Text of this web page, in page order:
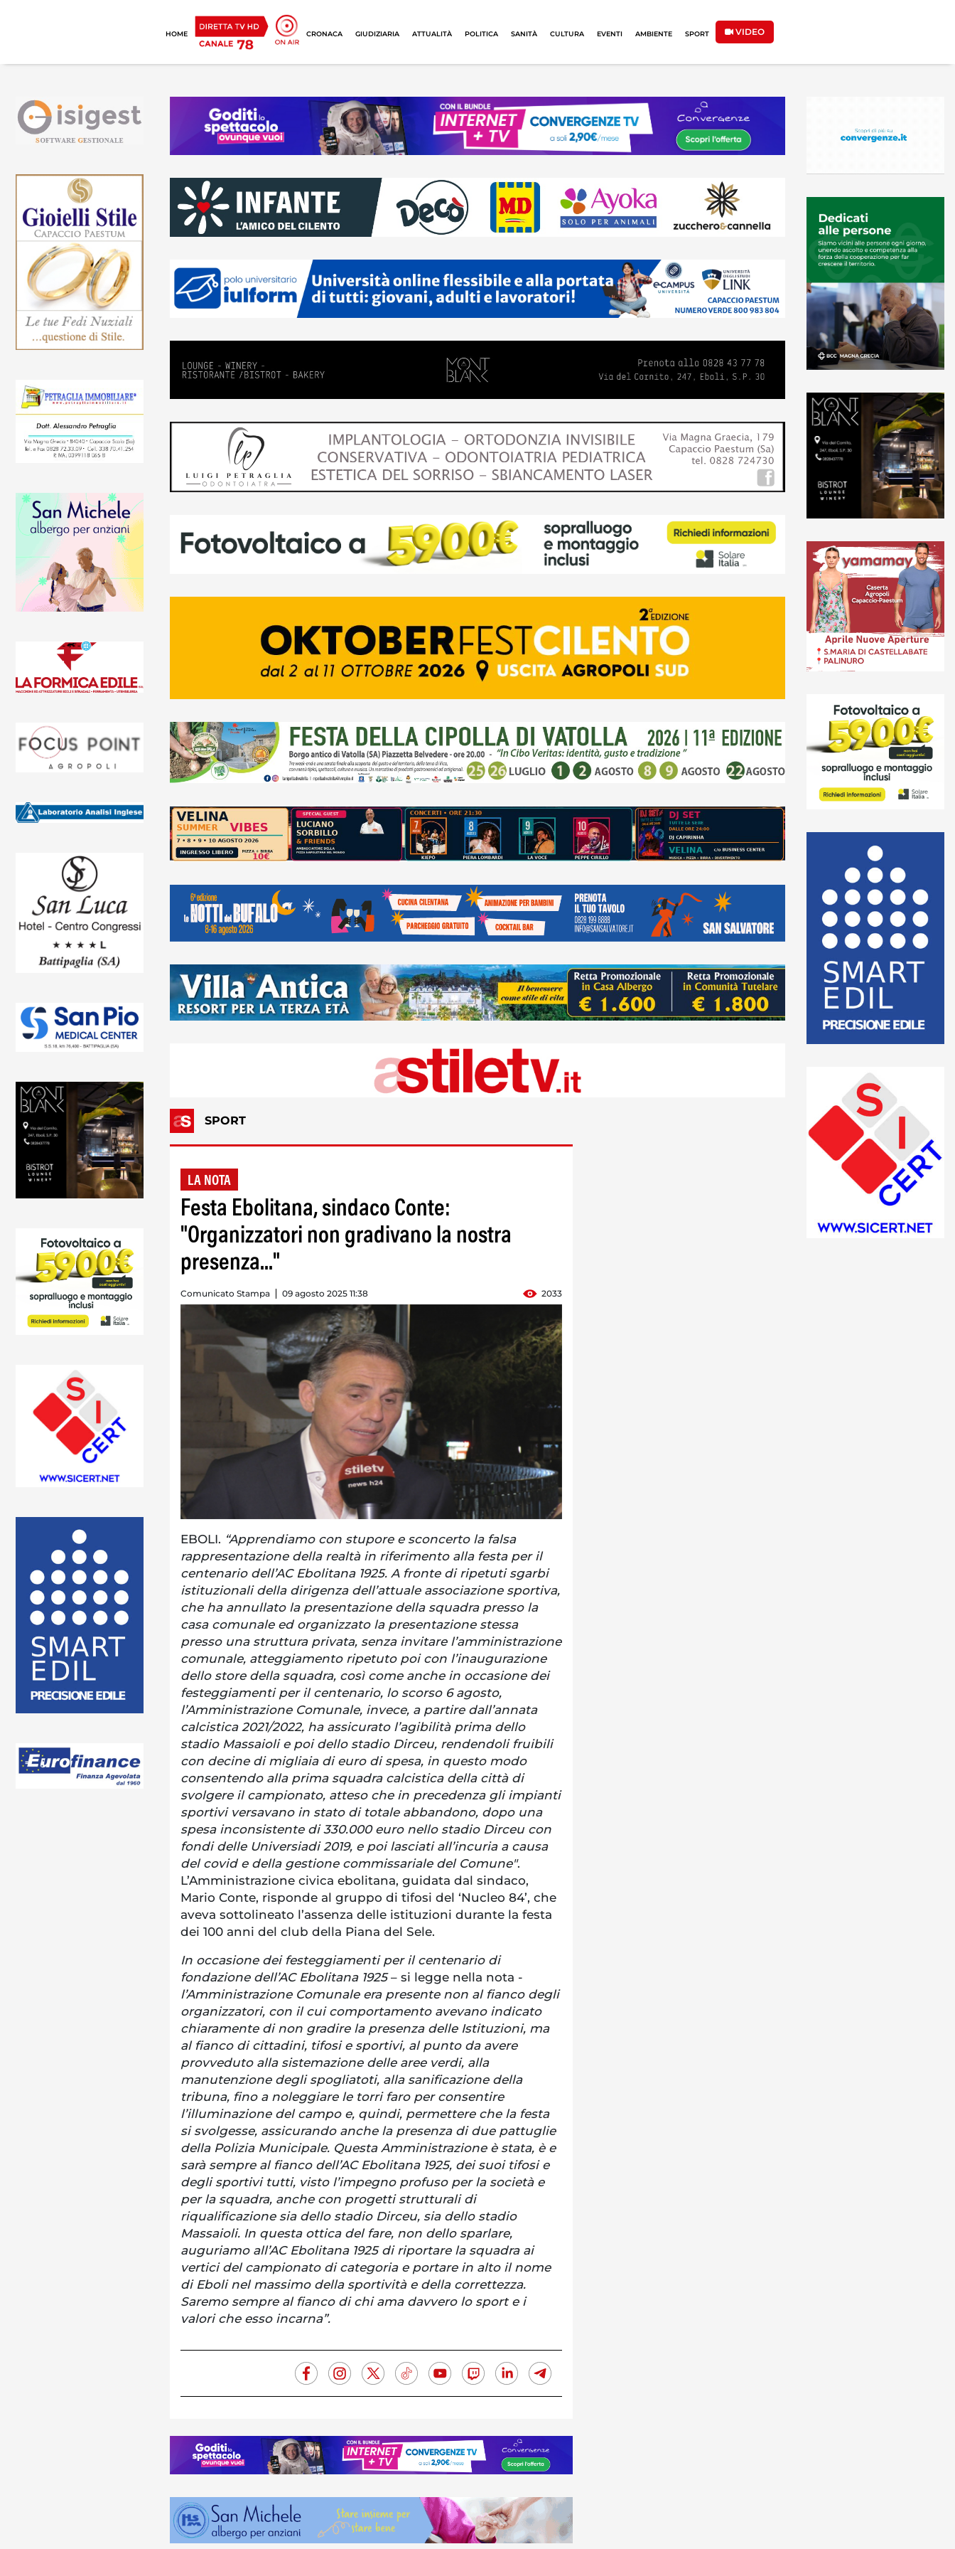
HOME CRONACA GIUDIZIARIA ATTUALITÀ POLITICA SANITÀ CULTURA EVENTI AMBIENTE SPORT VIDEO
SPORT
LA NOTA
Festa Ebolitana, sindaco Conte:
"Organizzatori non gradivano la nostra
presenza..."
Comunicato Stampa 09 agosto 2025 11:38 2033
EBOLI. “Apprendiamo con stupore e sconcerto la falsa
rappresentazione della realtà in riferimento alla festa per il
centenario dell’AC Ebolitana 1925. A fronte di ripetuti sgarbi
istituzionali della dirigenza dell’attuale associazione sportiva,
che ha annullato la presentazione della squadra presso la
casa comunale ed organizzato la presentazione stessa
presso una struttura privata, senza invitare l’amministrazione
comunale, atteggiamento ripetuto poi con l’inaugurazione
dello store della squadra, così come anche in occasione dei
festeggiamenti per il centenario, lo scorso 6 agosto,
l’Amministrazione Comunale, invece, a partire dall’annata
calcistica 2021/2022, ha assicurato l’agibilità prima dello
stadio Massaioli e poi dello stadio Dirceu, rendendoli fruibili
con decine di migliaia di euro di spesa, in questo modo
consentendo alla prima squadra calcistica della città di
svolgere il campionato, atteso che in precedenza gli impianti
sportivi versavano in stato di totale abbandono, dopo una
spesa inconsistente di 330.000 euro nello stadio Dirceu con
fondi delle Universiadi 2019, e poi lasciati all’incuria a causa
del covid e della gestione commissariale del Comune".
L’Amministrazione civica ebolitana, guidata dal sindaco,
Mario Conte, risponde al gruppo di tifosi del ‘Nucleo 84’, che
aveva sottolineato l’assenza delle istituzioni durante la festa
dei 100 anni del club della Piana del Sele.
In occasione dei festeggiamenti per il centenario di
fondazione dell’AC Ebolitana 1925– si legge nella nota -
l’Amministrazione Comunale era presente non al fianco degli
organizzatori, con il cui comportamento avevano indicato
chiaramente di non gradire la presenza delle Istituzioni, ma
al fianco di cittadini, tifosi e sportivi, al punto da avere
provveduto alla sistemazione delle aree verdi, alla
manutenzione degli spogliatoti, alla sanificazione della
tribuna, fino a noleggiare le torri faro per consentire
l’illuminazione del campo e, quindi, permettere che la festa
si svolgesse, assicurando anche la presenza di due pattuglie
della Polizia Municipale. Questa Amministrazione è stata, è e
sarà sempre al fianco dell’AC Ebolitana 1925, dei suoi tifosi e
degli sportivi tutti, visto l’impegno profuso per la società e
per la squadra, anche con progetti strutturali di
riqualificazione sia dello stadio Dirceu, sia dello stadio
Massaioli. In questa ottica del fare, non dello sparlare,
auguriamo all’AC Ebolitana 1925 di riportare la squadra ai
vertici del campionato di categoria e portare in alto il nome
di Eboli nel massimo della sportività e della correttezza.
Saremo sempre al fianco di chi ama davvero lo sport e i
valori che esso incarna”.